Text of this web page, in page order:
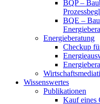
BQP –
BQE –
Energieberatung
Checkup
Wissenswertes
Publikationen
Kauf eines